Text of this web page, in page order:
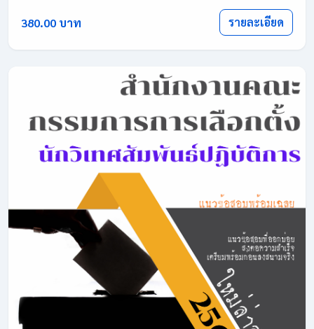
380.00 บาท รายละเอียด